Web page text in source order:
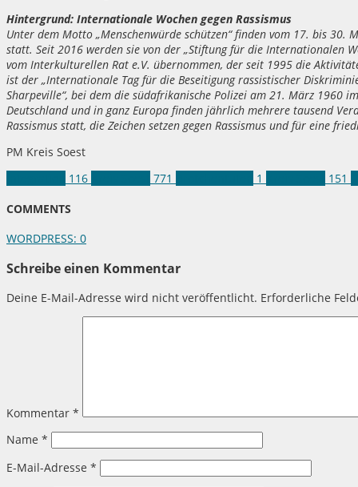
Hintergrund: Internationale Wochen gegen Rassismus
Unter dem Motto „Menschenwürde schützen“ finden vom 17. bis 30.
statt. Seit 2016 werden sie von der „Stiftung für die Internationalen
vom Interkulturellen Rat e.V. übernommen, der seit 1995 die
ist der „Internationale Tag für die Beseitigung rassistischer
Sharpeville“, bei dem die südafrikanische Polizei am 21. März 1960
Deutschland und in ganz Europa finden jährlich mehrere tausend
Rassismus statt, die Zeichen setzen gegen Rassismus und für eine
PM Kreis Soest
116 771 1 151
COMMENTS
WORDPRESS: 0
Schreibe einen Kommentar
Deine E-Mail-Adresse wird nicht veröffentlicht. Erforderliche
Kommentar *
Name *
E-Mail-Adresse *